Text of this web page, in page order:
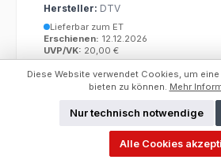
Hersteller: DTV
Lieferbar zum ET
Erschienen: 12.12.2026
UVP/VK: 20,00 €
Kategorie:Buch
Diese Website verwendet Cookies, um
bieten zu können. Mehr
Nur technisch notwendige
Alle Cookies